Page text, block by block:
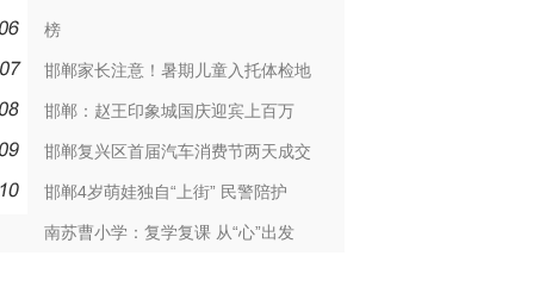
榜
邯郸家长注意！暑期儿童入托体检地
邯郸：赵王印象城国庆迎宾上百万
邯郸复兴区首届汽车消费节两天成交
邯郸4岁萌娃独自“上街” 民警陪护
南苏曹小学：复学复课 从“心”出发